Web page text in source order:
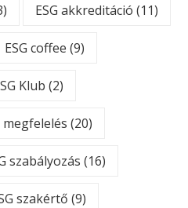
ESG akkreditáció (11)
ESG coffee (9)
Klub (2)
megfelelés (20)
szabályozás (16)
szakértő (9)